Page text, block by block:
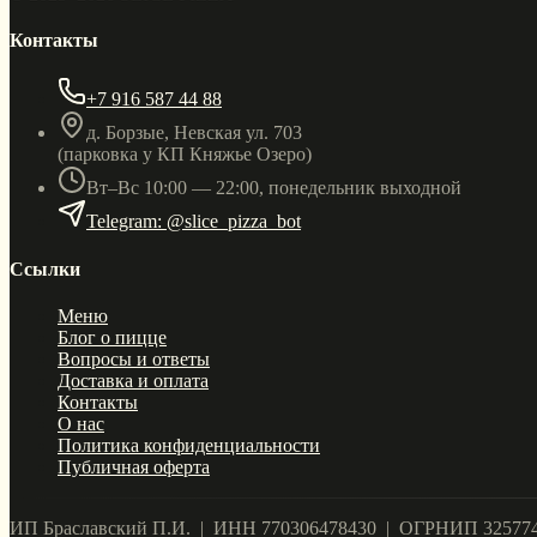
Контакты
+7 916 587 44 88
д. Борзые, Невская ул. 703
(парковка у КП Княжье Озеро)
Вт–Вс 10:00 — 22:00, понедельник выходной
Telegram: @slice_pizza_bot
Ссылки
Меню
Блог о пицце
Вопросы и ответы
Доставка и оплата
Контакты
О нас
Политика конфиденциальности
Публичная оферта
ИП Браславский П.И. | ИНН 770306478430 | ОГРНИП